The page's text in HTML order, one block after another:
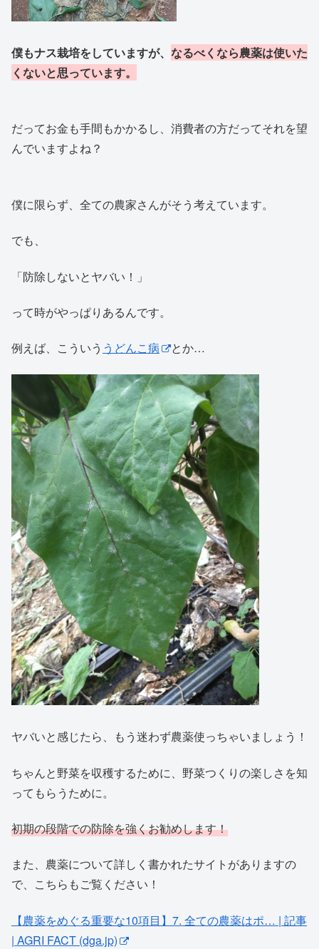
僕もナス栽培をしていますが、 なるべくなら農薬は使いた
くないと思っています。
だってお金も手間もかかるし、消費者の方だってそれを望
んでいますよね？
僕に限らず、全ての農家さんがそう考えています。
でも、
「防除しないとヤバい！」
って時がやっぱりあるんです。
例えば、こういう うどんこ病 とか…
ヤバいと感じたら、もう迷わず農薬使っちゃいましょう！
ちゃんと野菜を収穫するために、野菜つくりの楽しさを知
ってもらうために。
初期の段階での防除を強くお勧めします！
また、農薬について詳しく書かれたサイトがありますの
で、こちらもご覧ください！
【農薬をめぐる重要な10項目】7. 全ての農薬はポ… | 記事
| AGRI FACT (dga.jp)